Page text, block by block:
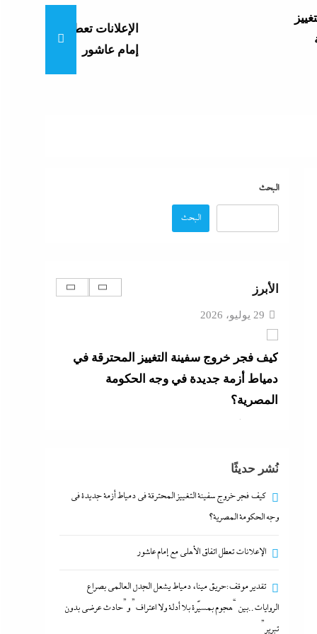
الإعلانات تعطل اتفاق الأهلى مع
البحث
البحث
الأبرز
الإسرائيلي
29 يوليو، 2026
كيف فجر خروج سفينة التغييز المحترقة في
دمياط أزمة جديدة في وجه الحكومة
المصرية؟
الإعلانات تعطل اتفاق الأهلى مع إمام عاشور
29 يوليو، 2026
نُشر حديثًا
كيف فجر خروج سفينة التغييز المحترقة في دمياط أزمة جديدة في
وجه الحكومة المصرية؟
الإعلانات تعطل اتفاق الأهلى مع إمام عاشور
تقدير موقف:حريق ميناء دمياط يشعل الجدل العالمي بصراع
الروايات..بين “هجوم بمسيّرة بلا أدلة ولا اعتراف” و”حادث عرضي بدون
تبرير”